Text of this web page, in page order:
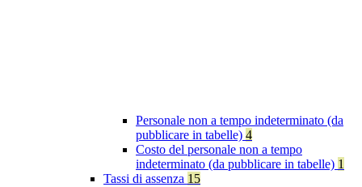
Personale non a tempo indeterminato (da
pubblicare in tabelle) 4
Costo del personale non a tempo
indeterminato (da pubblicare in tabelle) 1
Tassi di assenza 15